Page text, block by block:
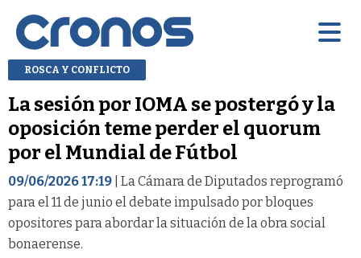
ROSCA Y CONFLICTO
La sesión por IOMA se postergó y la
oposición teme perder el quorum
por el Mundial de Fútbol
09/06/2026 17:19 | La Cámara de Diputados reprogramó
para el 11 de junio el debate impulsado por bloques
opositores para abordar la situación de la obra social
bonaerense.